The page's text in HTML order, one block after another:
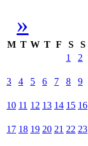
»
M T W T F S
S
1
2
3 4 5 6 7 8 9
10 11 12 13 14 15 16
17 18 19 20 21 22 23